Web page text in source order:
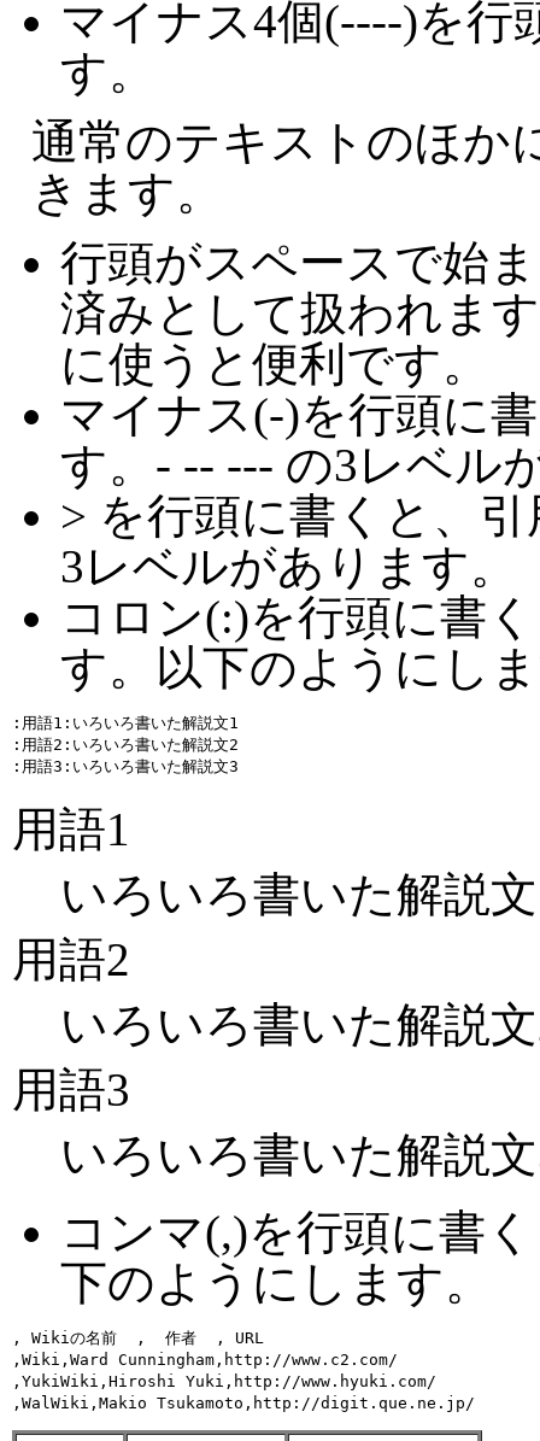
マイナス4個(----)を行
す。
通常のテキストのほか
きます。
行頭がスペースで始
済みとして扱われま
に使うと便利です。
マイナス(-)を行頭に
す。- -- --- の3レベル
> を行頭に書くと、
3レベルがあります。
コロン(:)を行頭に書
す。以下のようにし
:用語1:いろいろ書いた解説文1
:用語2:いろいろ書いた解説文2
用語1
いろいろ書いた解説
用語2
いろいろ書いた解説
用語3
いろいろ書いた解説
コンマ(,)を行頭に書
下のようにします。
, Wikiの名前  ,  作者  , URL
,Wiki,Ward Cunningham,http://www.c2.com/
,YukiWiki,Hiroshi Yuki,http://www.hyuki.com/